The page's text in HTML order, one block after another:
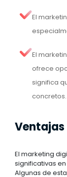
El
El
ofrece
significa
concretos.
El marketing
significativas
Algunas de